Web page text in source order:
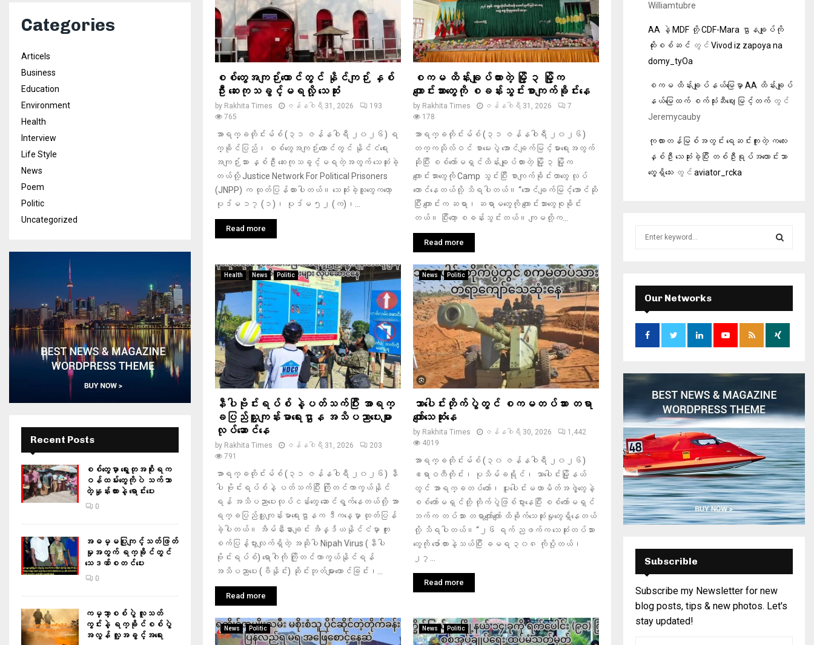
စစ်တွေအကျဉ်းထောင်တွင် နိုင်ကျဉ်း နှစ်
ဦး ဆေးကုသခွင့်မရလို့ သေဆုံး
by Rakhita Times ဇန်နဝါရီ 31, 2026
193
765
အာရက္ခတိုင်းမ်စ် (၃၁ ဇန်နဝါရီ ၂၀၂၆) ရ
က္ခိုင်ပြည်၊ စစ်တွေအကျဉ်းထောင်တွင် နိုင်ငံရေး
အကျဉ်းသား နှစ်ဦး ဆေးကုသခွင့်မရတဲ့အတွက် သေဆုံးခဲ့
တယ်လို့ Justice Network For Political Prisoners
(JNPP) က ထုတ်ပြန်ထားပါတယ်။ သေဆုံးခဲ့သူတွေကတော့
ပုဒ်မ ၁၇ (၁)၊ ပုဒ်မ ၅၂ (က)၊...
Read more
စကမ ထိန်းချုပ်ထားတဲ့ မြို့ ၃ မြို့က
ကျောင်းသားတွေကို စခန်းသွင်းစာကျက်ခိုင်းနေ
by Rakhita Times ဇန်နဝါရီ 31, 2026
7
178
အာရက္ခတိုင်းမ်စ် (၃၁ ဇန်နဝါရီ ၂၀၂၆)
တက္ကသိုလ်ဝင် စာမေးပွဲ အောင်‌ချက်မြင့်မားရေးအတွက်
ဆိုပြီး စစ်ကော်မရှင်ထိန်းချုပ်ထားတဲ့ မြို့ ၃ မြို့က
ကျောင်းသားတွေကို Camp သွင်းပြီး စာကျက်ခိုင်းတာတွေ လုပ်
တောင်နေတယ်လို့ သိရပါတယ်။ “အောင်ချက်မြင့်အောင်ဆို
ပြီး ကျောင်းက ဆရာ၊ ဆရာမတွေကို ကျောင်းသားတွေစုခိုင်း
တယ်။ ပြီးတော့ စခန်းသွင်းတယ်။ ကျမတို့က...
Read more
Health News Politic
နီပါဗိုင်းရပ်စ် နဲ့ပတ်သက်ပြီး အာရက္
ခပြည်သူ့ကျန်းမာရေးဌာန အသိပညာပေးများ
လုပ်ဆောင်နေ
by Rakhita Times ဇန်နဝါရီ 31, 2026
203
791
အာရက္ခတိုင်းမ်စ် (၃၁ ဇန်နဝါရီ ၂၀၂၆) နီ
ပါ ဗိုင်းရပ်စ်နဲ့ ပတ်သက်ပြီး ကြိုတင်ကာကွယ်နိုင်
ရန် အသိပညာပေးလုပ်ငန်းတွေ ဆောင်ရွက်နေတယ်လို့ အာ
ရက္ခပြည်သူ့ကျန်းမာရေးဌာနက ဒီကနေ့မှာ ထုတ်ပြန်
ခဲ့ပါတယ်။ အိမ်နီးနားချင်း အိန္ဒိယနိုင်ငံမှာ ကူး
စက်ပြန့်ပွားလျက်ရှိတဲ့ အဆိုပါ Nipah Virus (နီပါ
ဗိုင်းရပ်စ်) ရောဂါကို ကြိုတင်ကာကွယ်နိုင်ရန်
အသိပညာပေး (ဗီနိုင်း) ဆိုင်းဘုတ်များထောင်ခြင်း၊...
Read more
News Politic
သာပေါင်းတိုက်ပွဲတွင် စကမတပ်သား တရာ
ကျော်သေဆုံးနေ
by Rakhita Times ဇန်နဝါရီ 30, 2026
1,442
4019
အာရက္ခတိုင်းမ်စ် (၃၀ ဇန်နဝါရီ ၂၀၂၆)
ဧရာဝတီတိုင်း၊ ပုသိမ်ခရိုင်၊ သာပေါင်းမြို့နယ်
တွင် အာရက္ခတပ်တော်၊ ပူးပေါင်းမဟာမိတ်အဖွဲ့တွေနဲ့
စစ်ကော်မရှင်တို့ တိုက်ပွဲဖြစ်ပွားနေပြီး စစ်ကော်မရှင်
ဘက်က တပ်သား တရာကျော်ကျော် ထိခိုက်သေဆုံးမှုတွေရှိနေတယ်
လို့ သိရပါတယ်။ “၂၆ ရက် ညဖက်က သေဆုံးတပ်သား
တွေကို ဖော်ကားနဲ့သယ်ပြီး ခမရ ၃၀၈ ကိုပို့တယ်၊
၂၇...
Read more
News Politic News Politic
Categories
Articels
Business
Education
Environment
Health
Interview
Life Style
News
Poem
Politic
Uncategorized
Recent Posts
စစ်တွေမှာ ရွေးတုအစိုးရက
ဝန်ထမ်းတွေကိုပဲ သက်သာ
တဲ့နှုန်းထားနဲ့ ရောင်းပေး
0
အဓမ္မပြုကျင့်သတ်ဖြတ်
မှုအတွက် ရက္ခိုင်တွင်
သေဒဏ်စတင်ပေး
0
ကမ္ဘာ့စစ်ပွဲ လူသတ်
ကွင်းနဲ့ ရက္ခိုင်စစ်ပွဲ
အလွန် လူ့အခွင့်အရေး
Williamtubre
AA နဲ့ MDF တို့ CDF-Mara ဌာနချုပ်ကို
ထိုးစစ်ဆင် တွင် Vivod iz zapoya na
domy_tyOa
စကမ ထိန်းချုပ်နယ်မြေမှာ AA ထိန်းချုပ်
နယ်မြေထက် စက်သုံးဆီဈေး မြင့်တက် တွင်
Jeremycauby
ကုလားတန်မြစ်အတွင်း ရေဆင်းကူးတဲ့ ကလေး
နှစ်ဦး သေဆုံးခဲ့ပြီး တစ်ဦးရုပ်အလောင်းသာ
တွေ့ရှိသေး တွင် aviator_rcka
:
E
A
R
Our Networks
Subscrible
Subscribe my Newsletter for new
blog posts, tips & new photos. Let's
stay updated!